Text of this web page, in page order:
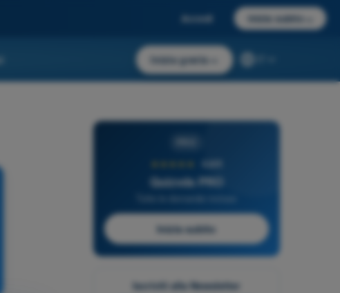
Accedi Inizia subito
Inizia gratis
4,6/5
Quizvds PRO
Inizia subito
Iscriviti alla Newsletter